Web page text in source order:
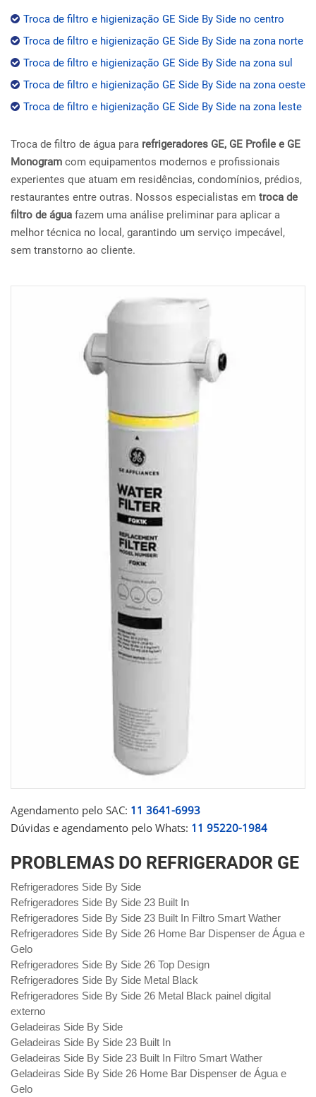
Troca de filtro e higienização GE Side By Side no centro
Troca de filtro e higienização GE Side By Side na zona norte
Troca de filtro e higienização GE Side By Side na zona sul
Troca de filtro e higienização GE Side By Side na zona oeste
Troca de filtro e higienização GE Side By Side na zona leste
Troca de filtro de água para refrigeradores GE, GE Profile e GE
Monogram com equipamentos modernos e profissionais
experientes que atuam em residências, condomínios, prédios,
restaurantes entre outras. Nossos especialistas em troca de
filtro de água fazem uma análise preliminar para aplicar a
melhor técnica no local, garantindo um serviço impecável,
sem transtorno ao cliente.
Agendamento pelo SAC: 11 3641-6993
Dúvidas e agendamento pelo Whats: 11 95220-1984
PROBLEMAS DO REFRIGERADOR GE
Refrigeradores Side By Side
Refrigeradores Side By Side 23 Built In
Refrigeradores Side By Side 23 Built In Filtro Smart Wather
Refrigeradores Side By Side 26 Home Bar Dispenser de Água e
Gelo
Refrigeradores Side By Side 26 Top Design
Refrigeradores Side By Side Metal Black
Refrigeradores Side By Side 26 Metal Black painel digital
externo
Geladeiras Side By Side
Geladeiras Side By Side 23 Built In
Geladeiras Side By Side 23 Built In Filtro Smart Wather
Geladeiras Side By Side 26 Home Bar Dispenser de Água e
Gelo